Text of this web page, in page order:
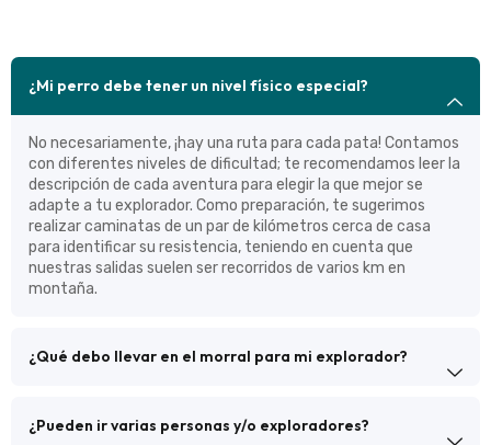
¿Mi perro debe tener un nivel físico especial?
No necesariamente, ¡hay una ruta para cada pata! Contamos
con diferentes niveles de dificultad; te recomendamos leer la
descripción de cada aventura para elegir la que mejor se
adapte a tu explorador. Como preparación, te sugerimos
realizar caminatas de un par de kilómetros cerca de casa
para identificar su resistencia, teniendo en cuenta que
nuestras salidas suelen ser recorridos de varios km en
montaña.
¿Qué debo llevar en el morral para mi explorador?
¿Pueden ir varias personas y/o exploradores?